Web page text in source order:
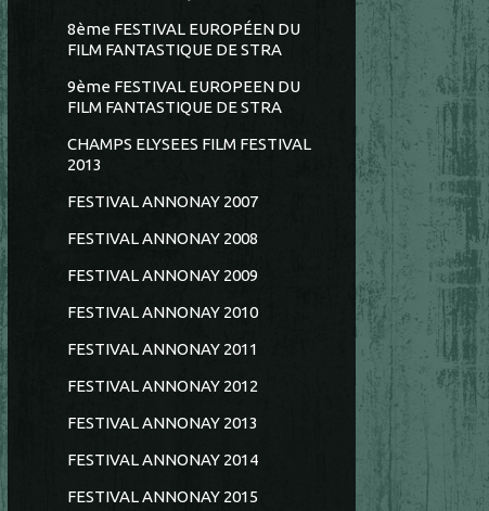
8ème FESTIVAL EUROPÉEN DU
FILM FANTASTIQUE DE STRA
9ème FESTIVAL EUROPEEN DU
FILM FANTASTIQUE DE STRA
CHAMPS ELYSEES FILM FESTIVAL
2013
FESTIVAL ANNONAY 2007
FESTIVAL ANNONAY 2008
FESTIVAL ANNONAY 2009
FESTIVAL ANNONAY 2010
FESTIVAL ANNONAY 2011
FESTIVAL ANNONAY 2012
FESTIVAL ANNONAY 2013
FESTIVAL ANNONAY 2014
FESTIVAL ANNONAY 2015